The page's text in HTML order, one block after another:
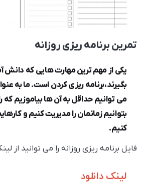
تمرین برنامه ریزی روزانه
یکی از مهم ترین مهارت هایی که دانش
بگیرند،برنامه ریزی کردن است. ما به
می توانیم حداقل به آن ها بیاموزیم
بتوانیم زمانمان را مدیریت کنیم و
کنیم.
فایل برنامه ریزی روزانه را می توانید از
لینک دانلود